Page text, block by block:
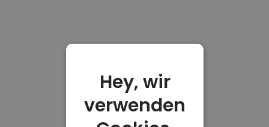
Hey, wir
verwenden